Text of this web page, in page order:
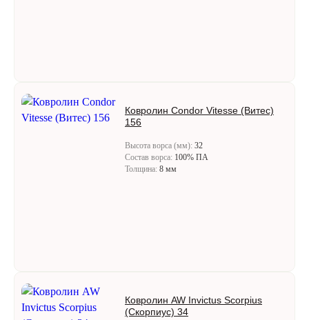
Ковролин Condor Vitesse (Витес)
156
Высота ворса (мм): 32
Состав ворса: 100% ПА
Толщина: 8 мм
Ковролин AW Invictus Scorpius
(Скорпиус) 34